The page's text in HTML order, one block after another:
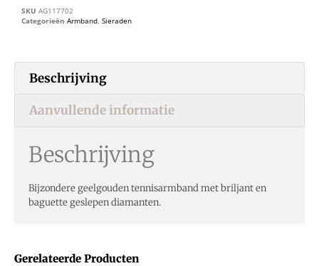
Gerelateerde Producten
SKU AG117702
Categorieën Armband, Sieraden
Beschrijving
Aanvullende informatie
Beschrijving
Bijzondere geelgouden tennisarmband met briljant en
baguette geslepen diamanten.